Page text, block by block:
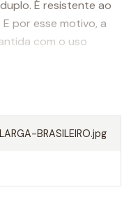
É resistente ao
por esse motivo, a
com o uso
BRASILEIRO.jpg